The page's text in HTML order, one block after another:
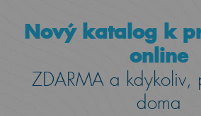
Nový katalog k
online
ZDARMA a kdykoliv,
doma